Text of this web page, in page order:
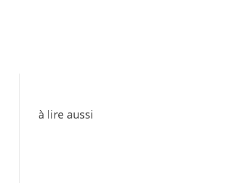
à lire aussi